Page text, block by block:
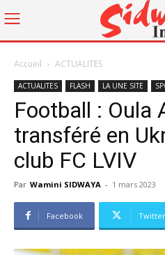
Accueil ACTUALITES
ACTUALITES FLASH LA UNE SITE
Football : Oula
transféré en
club FC LVIV
Par Wamini SIDWAYA - 1 mars 2023
Facebook Twitter